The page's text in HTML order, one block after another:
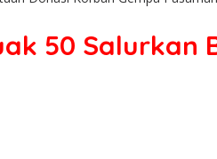
50 Salurkan